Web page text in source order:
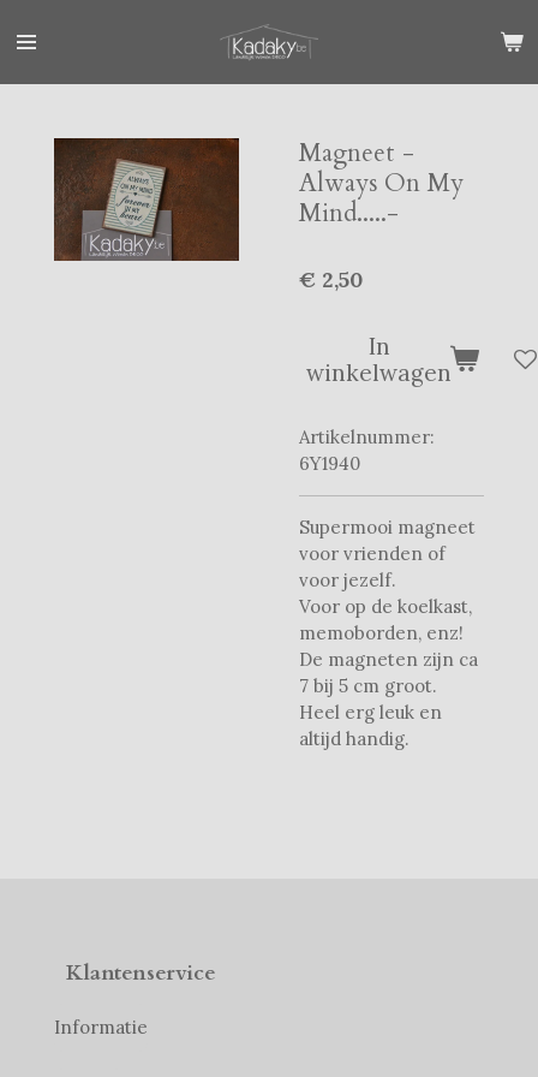
direct
Magneet -
Always On My
Mind.....-
€ 2,50
In
winkelwagen
Artikelnummer:
6Y1940
Supermooi magneet
voor vrienden of
voor jezelf.
Voor op de koelkast,
memoborden, enz!
De magneten zijn ca
7 bij 5 cm groot.
Heel erg leuk en
altijd handig.
Klantenservice
Informatie